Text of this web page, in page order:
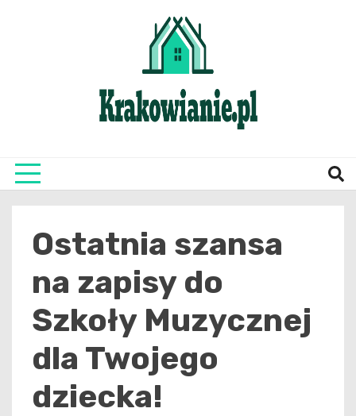
Ostatnia szansa
na zapisy do
Szkoły Muzycznej
dla Twojego
dziecka!